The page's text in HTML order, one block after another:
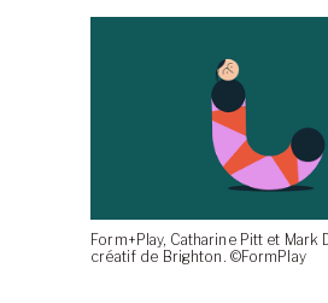
Form+Play, Catharine Pitt et Mark
créatif de Brighton. ©FormPlay